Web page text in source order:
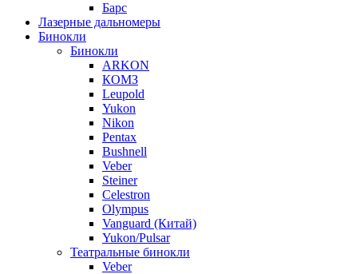
Барс
Лазерные дальномеры
Бинокли
Бинокли
ARKON
КОМЗ
Leupold
Yukon
Nikon
Pentax
Bushnell
Veber
Steiner
Celestron
Olympus
Vanguard (Китай)
Yukon/Pulsar
Театральные бинокли
Veber